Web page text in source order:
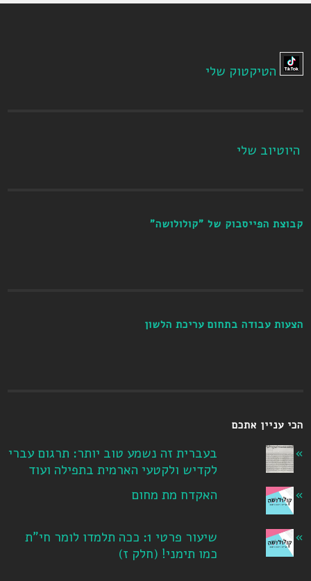
הטיקטוק שלי
היוטיוב שלי
קבוצת הפייסבוק של "קולולושה"
הצעות עבודה בתחום עריכת הלשון
הכי עניין אתכם
בעברית זה נשמע טוב יותר: תרגום עברי
לקדיש ולקטעי הארמית בתפילה ועוד
האקדח מת מחום
שיעור פרטי 1: ככה תלמדו לומר חי"ת
כמו תימני! ‏(חלק ז‏)